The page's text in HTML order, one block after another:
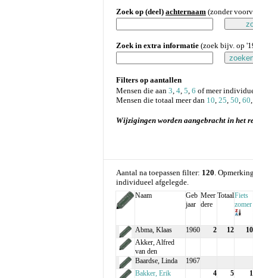
Zoek op (deel) achternaam (zonder
Zoek in extra informatie (zoek bijv. op
Filters op aantallen
Mensen die aan 3, 4, 5, 6 of meer
Mensen die totaal meer dan 10, 25, 50, 60,
Wijzigingen worden aangebracht in het
Aantal na toepassen filter: 120.
individueel afgelegde.
Naam
Geb
jaar
Meer
dere
TotaalFiets
zomer
Abma, Klaas
1960 2 12 10
Akker, Alfred
van den
Baardse, Linda 1967
Bakker, Erik
4 5 1